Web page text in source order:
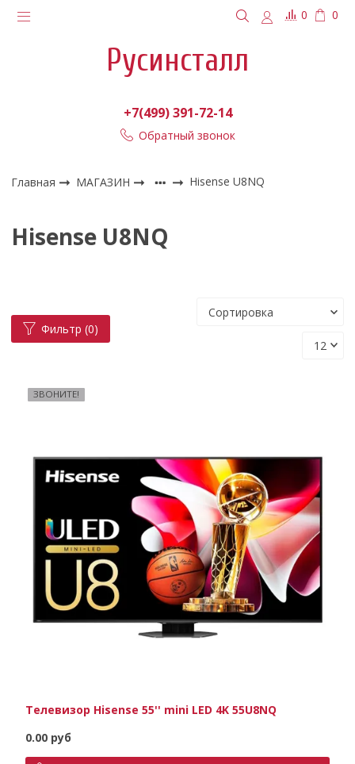
0 0
Русинсталл
+7(499) 391-72-14
Обратный звонок
Главная МАГАЗИН Hisense U8NQ
Hisense U8NQ
Фильтр (0)
ЗВОНИТЕ!
Телевизор Hisense 55'' mini LED 4K 55U8NQ
0.00 руб